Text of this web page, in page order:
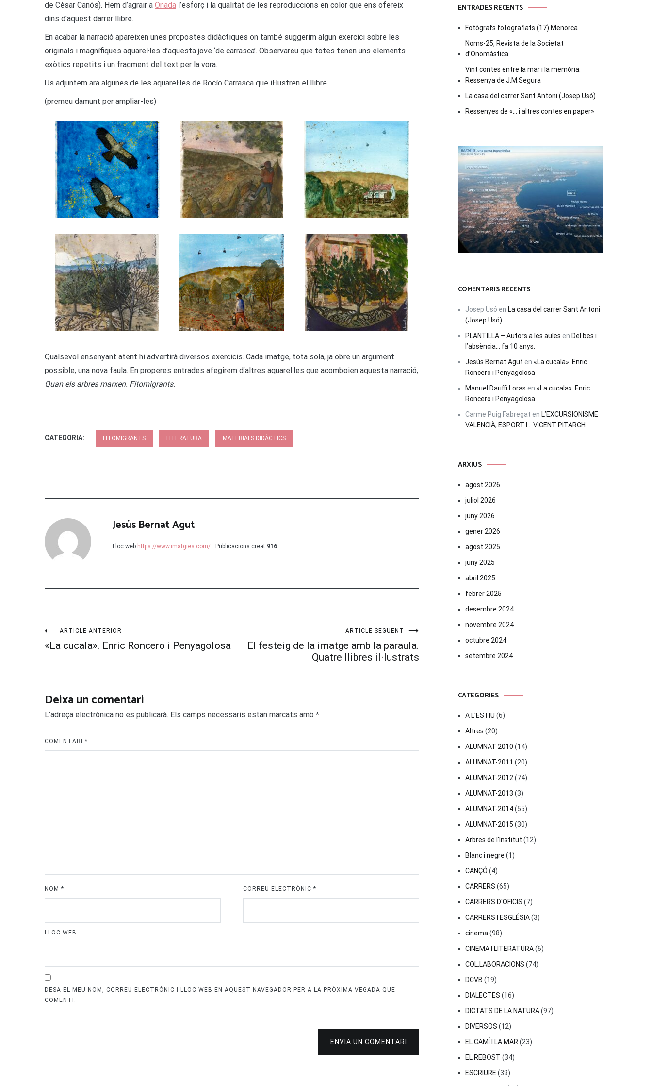
de Cèsar Canós). Hem d’agrair a Onada l’esforç i la qualitat de les reproduccions en color que ens ofereix
dins d’aquest darrer llibre.
En acabar la narració apareixen unes propostes didàctiques on també suggerim algun exercici sobre les
originals i magnífiques aquarel·les d’aquesta jove ‘de carrasca’. Observareu que totes tenen uns elements
exòtics repetits i un fragment del text per la vora.
Us adjuntem ara algunes de les aquarel·les de Rocío Carrasca que il·lustren el llibre.
(premeu damunt per ampliar-les)
Qualsevol ensenyant atent hi advertirà diversos exercicis. Cada imatge, tota sola, ja obre un argument
possible, una nova faula. En properes entrades afegirem d’altres aquarel·les que acomboien aquesta narració,
Quan els arbres marxen. Fitomigrants.
CATEGORIA: FITOMIGRANTS LITERATURA MATERIALS DIDÀCTICS
Jesús Bernat Agut
Lloc web https://www.imatgies.com/ Publicacions creat 916
Navegació
ARTICLE ANTERIOR
«La cucala». Enric Roncero i Penyagolosa
ARTICLE SEGÜENT
El festeig de la imatge amb la paraula.
Quatre llibres il·lustrats
Deixa un comentari
L'adreça electrònica no es publicarà. Els camps necessaris estan marcats amb *
COMENTARI *
NOM * CORREU ELECTRÒNIC*
LLOC WEB
DESA EL MEU NOM, CORREU ELECTRÒNIC I LLOC WEB EN AQUEST NAVEGADOR PER A LA PRÒXIMA VEGADA QUE
COMENTI.
ENVIA UN COMENTARI
ENTRADES RECENTS
Fotògrafs fotografiats (17) Menorca
Noms-25, Revista de la Societat
d’Onomàstica
Vint contes entre la mar i la memòria.
Ressenya de J.M.Segura
La casa del carrer Sant Antoni (Josep Usó)
Ressenyes de «… i altres contes en paper»
COMENTARIS RECENTS
Josep Usó en La casa del carrer Sant Antoni
(Josep Usó)
PLANTILLA – Autors a les aules en Del bes i
l’absència… fa 10 anys.
Jesús Bernat Agut en «La cucala». Enric
Roncero i Penyagolosa
Manuel Dauffi Loras en «La cucala». Enric
Roncero i Penyagolosa
Carme Puig Fabregat en L’EXCURSIONISME
VALENCIÀ, ESPORT I… VICENT PITARCH
ARXIUS
agost 2026
juliol 2026
juny 2026
gener 2026
agost 2025
juny 2025
abril 2025
febrer 2025
desembre 2024
novembre 2024
octubre 2024
setembre 2024
CATEGORIES
A L'ESTIU (6)
Altres (20)
ALUMNAT-2010 (14)
ALUMNAT-2011 (20)
ALUMNAT-2012 (74)
ALUMNAT-2013 (3)
ALUMNAT-2014(55)
ALUMNAT-2015 (30)
Arbres de l'Institut (12)
Blanc i negre (1)
CANÇÓ (4)
CARRERS (65)
CARRERS D'OFICIS (7)
CARRERS I ESGLÉSIA(3)
cinema (98)
CINEMA I LITERATURA(6)
COL.LABORACIONS (74)
DCVB (19)
DIALECTES (16)
DICTATS DE LA NATURA(97)
DIVERSOS (12)
EL CAMÍ I LA MAR (23)
EL REBOST (34)
ESCRIURE (39)